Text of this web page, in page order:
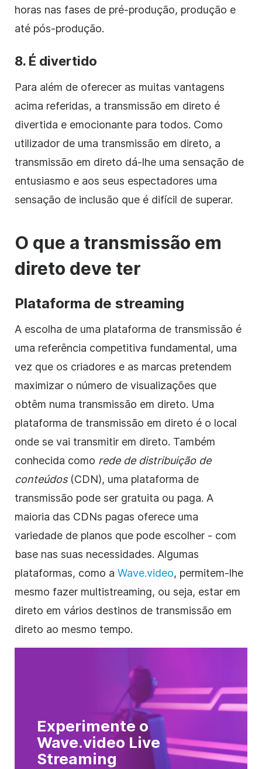
horas nas fases de pré-produção, produção e
até pós-produção.
8. É divertido
Para além de oferecer as muitas vantagens
acima referidas, a transmissão em direto é
divertida e emocionante para todos. Como
utilizador de uma transmissão em direto, a
transmissão em direto dá-lhe uma sensação de
entusiasmo e aos seus espectadores uma
sensação de inclusão que é difícil de superar.
O que a transmissão em
direto deve ter
Plataforma de streaming
A escolha de uma plataforma de transmissão é
uma referência competitiva fundamental, uma
vez que os criadores e as marcas pretendem
maximizar o número de visualizações que
obtêm numa transmissão em direto. Uma
plataforma de transmissão em direto é o local
onde se vai transmitir em direto. Também
conhecida como rede de distribuição de
conteúdos(CDN), uma plataforma de
transmissão pode ser gratuita ou paga. A
maioria das CDNs pagas oferece uma
variedade de planos que pode escolher - com
base nas suas necessidades. Algumas
plataformas, como a Wave.video, permitem-lhe
mesmo fazer multistreaming, ou seja, estar em
direto em vários destinos de transmissão em
direto ao mesmo tempo.
Experimente o
Wave.video Live
Streaming